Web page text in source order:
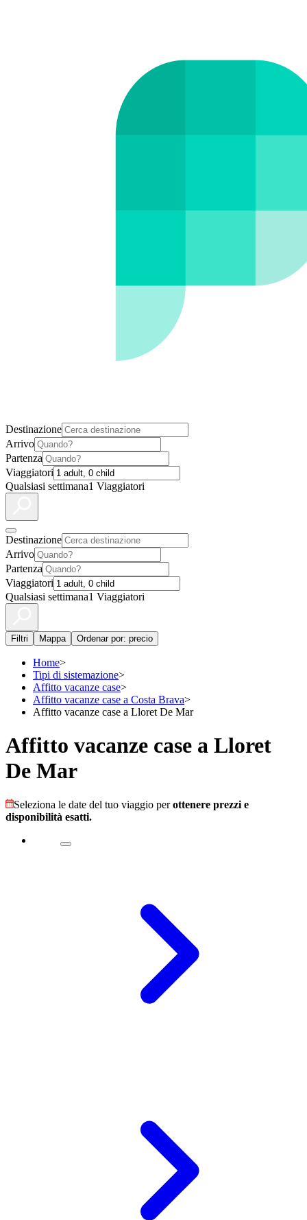
Destinazione
Arrivo
Partenza
Viaggiatori
Qualsiasi settimana1 Viaggiatori
Destinazione
Arrivo
Partenza
Viaggiatori
Qualsiasi settimana1 Viaggiatori
Filtri Mappa Ordenar por: precio
Home>
Tipi di sistemazione>
Affitto vacanze case>
Affitto vacanze case a Costa Brava>
Affitto vacanze case a Lloret De Mar
Affitto vacanze case a Lloret
De Mar
Seleziona le date del tuo viaggio perottenere prezzi e
disponibilità esatti.